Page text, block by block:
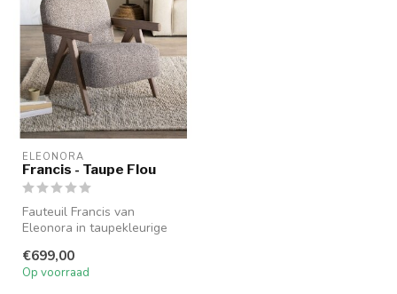
ELEONORA
Francis - Taupe Flou
Fauteuil Francis van
Eleonora in taupekleurige
zitoplo...
€699,00
Op voorraad